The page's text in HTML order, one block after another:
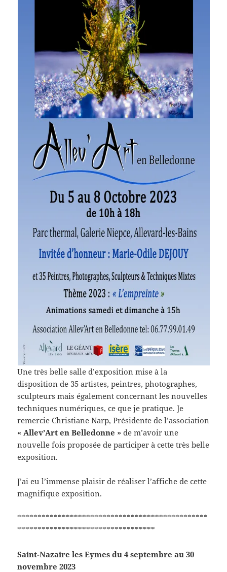
Une très belle salle d’exposition mise à la
disposition de 35 artistes, peintres, photographes,
sculpteurs mais également concernant les nouvelles
techniques numériques, ce que je pratique. Je
remercie Christiane Narp, Présidente de l’association
« Allev’Art en Belledonne » de m’avoir une
nouvelle fois proposée de participer à cette très belle
exposition.
J’ai eu l’immense plaisir de réaliser l’affiche de cette
magnifique exposition.
***********************************************
**********************************
Saint-Nazaire les Eymes du 4 septembre au 30
novembre 2023